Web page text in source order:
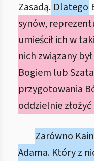
Zasadą. Dlatego
synów,
umieścił ich w
nich związany
Bogiem lub
przygotowania
oddzielnie
Zarówno
Adama. Który z